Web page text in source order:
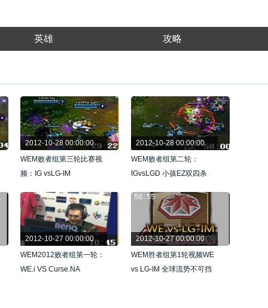
英雄 攻略
2012-10-28 00:00:00
WEM败者组第三轮比赛视
频：IG vsLG-IM
2012-10-28 00:00:00
WEM败者组第二轮：
IGvsLGD 小孩EZ双四杀
2012-10-27 00:00:00
WEM2012败者组第一轮：
WE.i VS Curse.NA
2012-10-27 00:00:00
WEM胜者组第1轮视频WE
vs LG-IM 全球流势不可挡